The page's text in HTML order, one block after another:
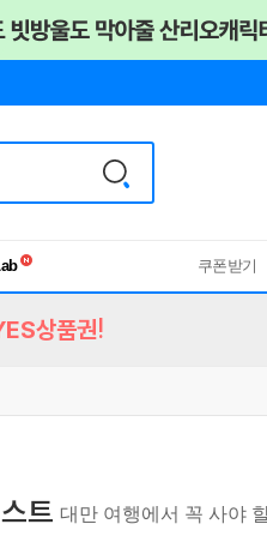
검사
쿠폰받기
상품권!
트 대만 여행에서 꼭 사야